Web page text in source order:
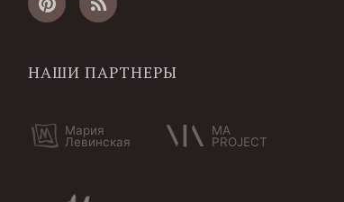
НАШИ ПАРТНЕРЫ
Мария
Левинская
MA
PROJECT